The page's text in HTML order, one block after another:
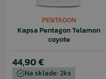
PENTAGON
Kapsa Pentagon Telamon
coyote
44,90 €
Na sklade: 2ks